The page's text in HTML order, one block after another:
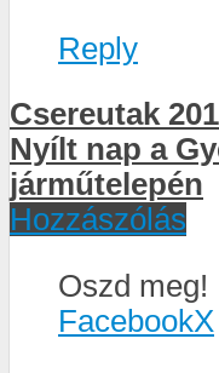
Reply
Csereutak
Nyílt nap a
járműtelepén
Hozzászólás
Oszd meg!
FacebookX